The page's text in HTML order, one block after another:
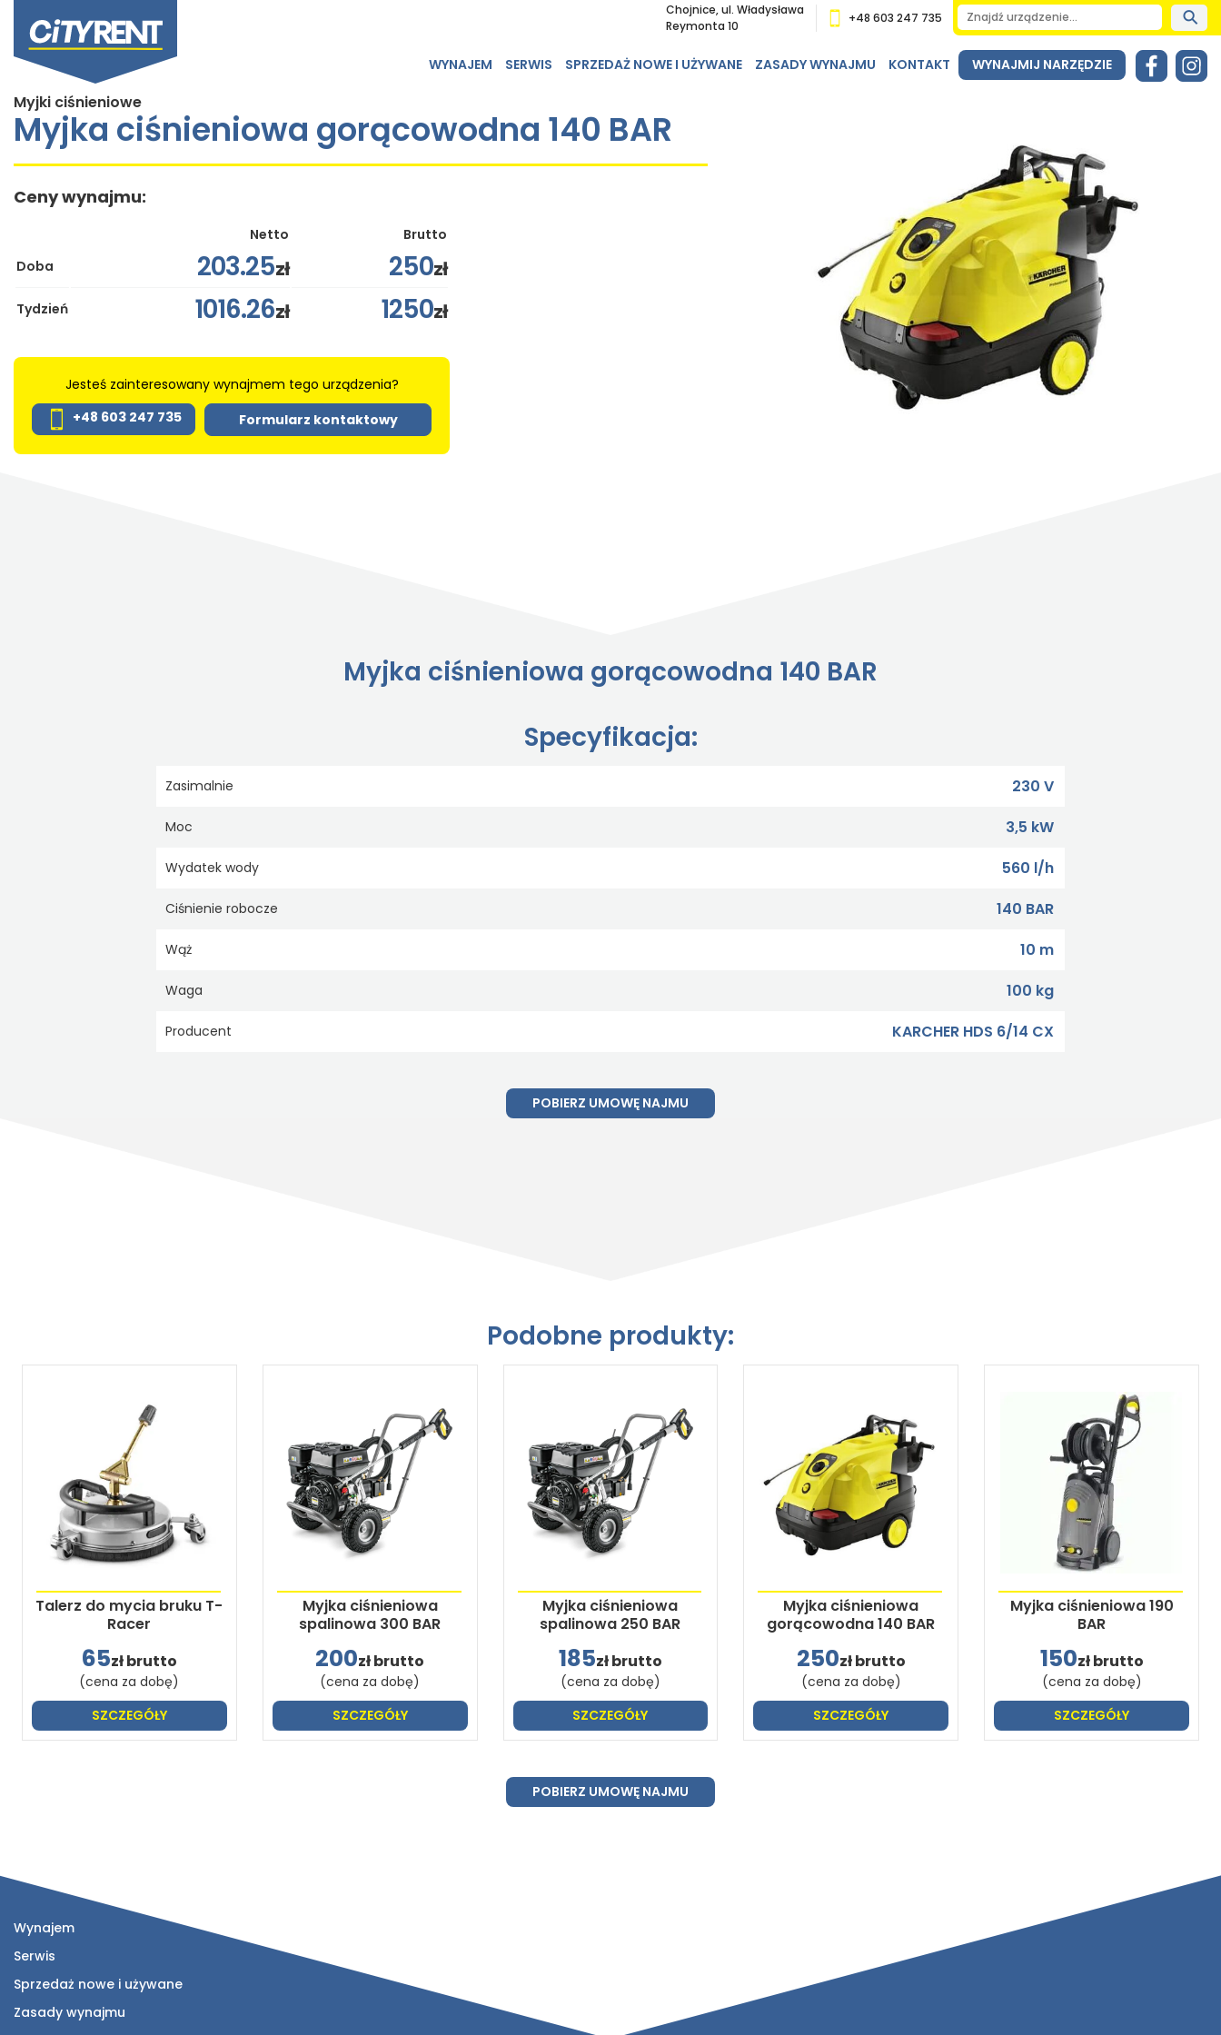
Chojnice, ul. Władysława
Reymonta 10
+48 603 247 735
WYNAJEM SERWIS SPRZEDAŻ NOWE I UŻYWANE ZASADY WYNAJMU KONTAKT WYNAJMIJ NARZĘDZIE
Myjki ciśnieniowe
Myjka ciśnieniowa gorącowodna 140 BAR
Ceny wynajmu:
Netto
Brutto
Doba
203.25zł 250zł
Tydzień 1016.26zł 1250zł
Jesteś zainteresowany wynajmem tego urządzenia?
+48 603 247 735
Formularz kontaktowy
Myjka ciśnieniowa gorącowodna 140 BAR
Specyfikacja:
Zasimalnie 230 V
Moc 3,5 kW
Wydatek wody 560 l/h
Ciśnienie robocze 140 BAR
Wąż 10 m
Waga 100 kg
Producent KARCHER HDS 6/14 CX
POBIERZ UMOWĘ NAJMU
Podobne produkty:
Talerz do mycia bruku T-
Racer
65zł brutto
(cena za dobę)
SZCZEGÓŁY
Myjka ciśnieniowa
spalinowa 300 BAR
200zł brutto
(cena za dobę)
SZCZEGÓŁY
Myjka ciśnieniowa
spalinowa 250 BAR
185zł brutto
(cena za dobę)
SZCZEGÓŁY
Myjka ciśnieniowa
gorącowodna 140 BAR
250zł brutto
(cena za dobę)
SZCZEGÓŁY
Myjka ciśnieniowa 190
BAR
150zł brutto
(cena za dobę)
SZCZEGÓŁY
POBIERZ UMOWĘ NAJMU
Wynajem
Serwis
Sprzedaż nowe i używane
Zasady wynajmu